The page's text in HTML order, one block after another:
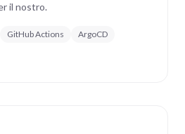
il nostro.
GitHub Actions
ArgoCD